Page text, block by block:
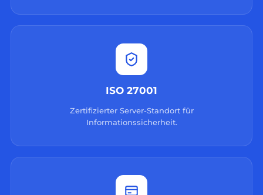
ISO 27001
Zertifizierter Server-Standort für
Informationssicherheit.